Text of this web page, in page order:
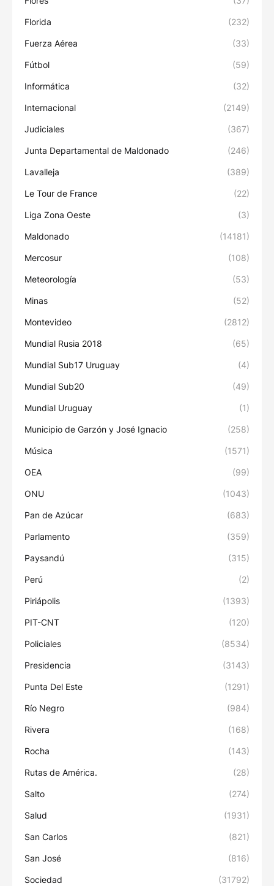
Florida (232)
Fuerza Aérea (33)
Fútbol (59)
Informática (32)
Internacional (2149)
Judiciales (367)
Junta Departamental de Maldonado (246)
Lavalleja (389)
Le Tour de France (22)
Liga Zona Oeste (3)
Maldonado (14181)
Mercosur (108)
Meteorología (53)
Minas (52)
Montevideo (2812)
Mundial Rusia 2018 (65)
Mundial Sub17 Uruguay (4)
Mundial Sub20 (49)
Mundial Uruguay (1)
Municipio de Garzón y José Ignacio (258)
Música (1571)
OEA (99)
ONU (1043)
Pan de Azúcar (683)
Parlamento (359)
Paysandú (315)
Perú (2)
Piriápolis (1393)
PIT-CNT (120)
Policiales (8534)
Presidencia (3143)
Punta Del Este (1291)
Río Negro (984)
Rivera (168)
Rocha (143)
Rutas de América. (28)
Salto (274)
Salud (1931)
San Carlos (821)
San José (816)
Sociedad (31792)